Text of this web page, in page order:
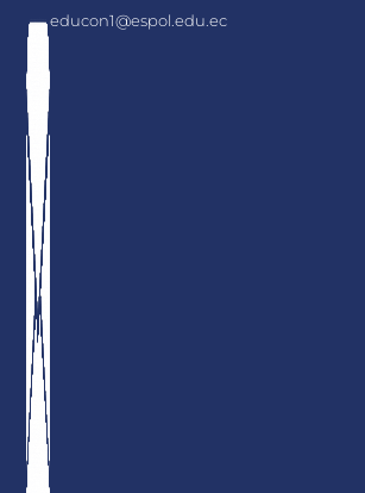
educon1@espol.edu.ec